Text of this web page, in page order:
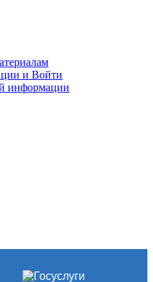
и Войти
информации